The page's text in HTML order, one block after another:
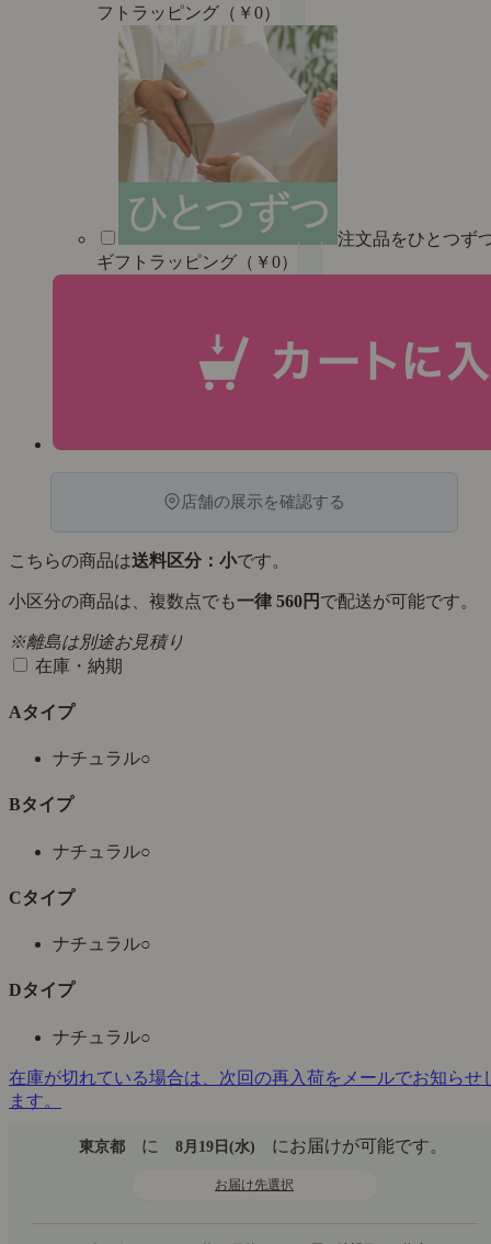
フトラッピング（￥0）
注文品をひとつず
ギフトラッピング（￥0）
店舗の展示を確認する
こちらの商品は送料区分：小です。
小区分の商品は、複数点でも一律 560円 で配送が可能です。
※離島は別途お見積り
在庫・納期
Aタイプ
ナチュラル○
Bタイプ
ナチュラル○
Cタイプ
ナチュラル○
Dタイプ
ナチュラル○
在庫が切れている場合は、次回の再入荷をメールでお知らせ
ます。
東京都 に 8月19日(水) にお届けが可能です。
お届け先選択